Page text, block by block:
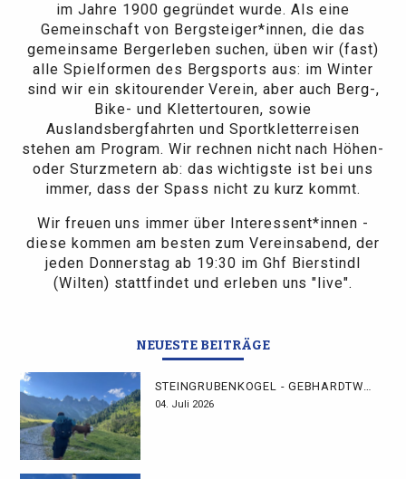
im Jahre 1900 gegründet wurde. Als eine
Gemeinschaft von Bergsteiger*innen, die das
gemeinsame Bergerleben suchen, üben wir (fast)
alle Spielformen des Bergsports aus: im Winter
sind wir ein skitourender Verein, aber auch Berg-,
Bike- und Klettertouren, sowie
Auslandsbergfahrten und Sportkletterreisen
stehen am Program. Wir rechnen nicht nach Höhen-
oder Sturzmetern ab: das wichtigste ist bei uns
immer, dass der Spass nicht zu kurz kommt.
Wir freuen uns immer über Interessent*innen -
diese kommen am besten zum Vereinsabend, der
jeden Donnerstag ab 19:30 im Ghf Bierstindl
(Wilten) stattfindet und erleben uns "live".
NEUESTE BEITRÄGE
04. Juli 2026